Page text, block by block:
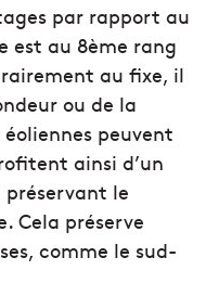
par rapport au
est au 8ème rang
au fixe, il
ou de la
peuvent
ainsi d’un
le
Cela préserve
comme le sud-